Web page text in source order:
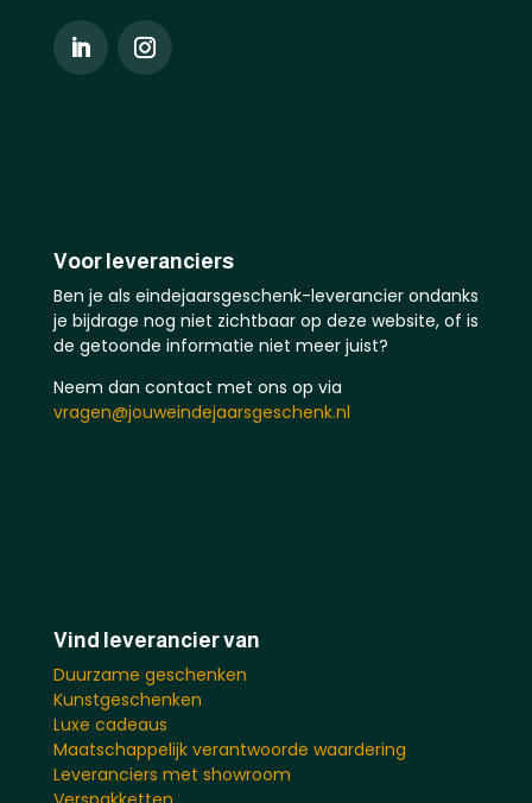
Voor leveranciers
Ben je als eindejaarsgeschenk-leverancier ondanks
je bijdrage nog niet zichtbaar op deze website, of is
de getoonde informatie niet meer juist?
Neem dan contact met ons op via
vragen@jouweindejaarsgeschenk.nl
Vind leverancier van
Duurzame geschenken
Kunstgeschenken
Luxe cadeaus
Maatschappelijk verantwoorde waardering
Leveranciers met showroom